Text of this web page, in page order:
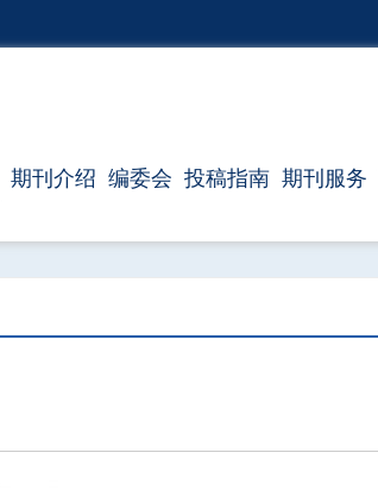
期刊介绍 编委会 投稿指南 期刊服务